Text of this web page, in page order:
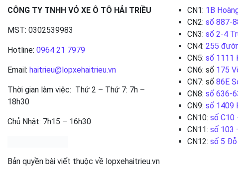
CÔNG TY TNHH VỎ XE Ô TÔ HẢI TRIỀU
MST: 0302539983
Hotline: 0964 21 7979
Email: haitrieu@lopxehaitrieu.vn
Thời gian làm việc: Thứ 2 – Thứ 7: 7h –
18h30
Chủ Nhật: 7h15 – 16h30
Bản quyền bài viết thuộc về lopxehaitrieu.vn
CN1: 1B
CN2: số 887-
CN3: số 2-4
CN4: 255
CN5: số 1111
CN6: số 175
CN7: số 86E
CN8: số 636-
CN9: số 1409
CN10: số C10
CN11: số 103
CN12: số 5 Đỗ